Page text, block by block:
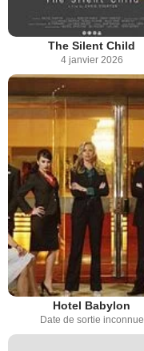
The Silent Child
4 janvier 2026
Hotel Babylon
Date de sortie inconnue